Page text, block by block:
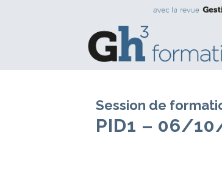
Session de
PID1 – 06/